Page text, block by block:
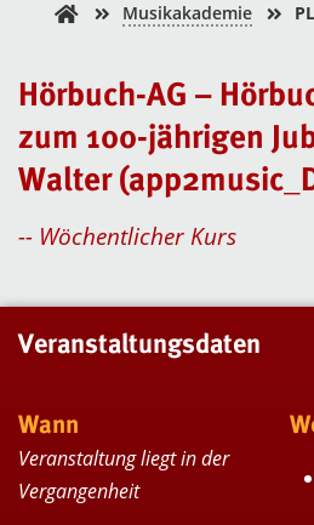
Musikakademie
Hörbuch-AG –
zum 100-jährigen
Walter
-- Wöchentlicher Kurs
Veranstaltungsdaten
Wann
Veranstaltung liegt in der
Vergangenheit